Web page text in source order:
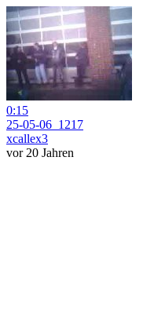
0:15
25-05-06_1217
xcallex3
vor 20 Jahren